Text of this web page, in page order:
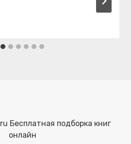
Бесплатная подборка книг
онлайн